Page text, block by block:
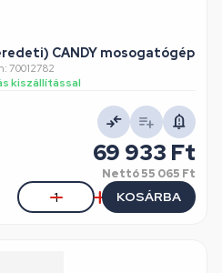
CANDY mosogatógép
70012782
kiszállítással
69 933 Ft
Nettó55 065 Ft
KOSÁRBA